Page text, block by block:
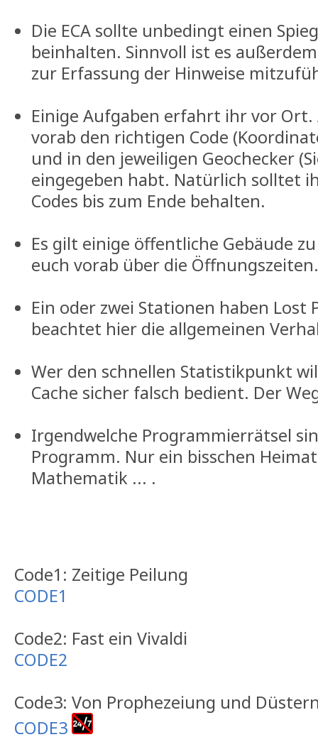
Die ECA sollte unbedingt einen
beinhalten. Sinnvoll ist es
zur Erfassung der Hinweise
Einige Aufgaben erfahrt ihr vor
vorab den richtigen Code
und in den jeweiligen Geochecker
eingegeben habt. Natürlich solltet
Codes bis zum Ende behalten.
Es gilt einige öffentliche Gebäude
euch vorab über die Öffnungszeiten.
Ein oder zwei Stationen haben Lost
beachtet hier die allgemeinen
Wer den schnellen Statistikpunkt
Cache sicher falsch bedient. Der
Irgendwelche Programmierrätsel
Programm. Nur ein bisschen
Mathematik ... .
Code1: Zeitige Peilung
CODE1
Code2: Fast ein Vivaldi
CODE2
Code3: Von Prophezeiung und
CODE3